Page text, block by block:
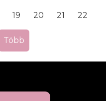
19 20 21 22
Több